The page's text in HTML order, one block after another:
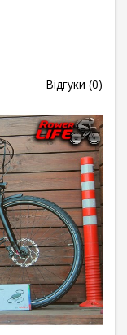
Відгуки (0)